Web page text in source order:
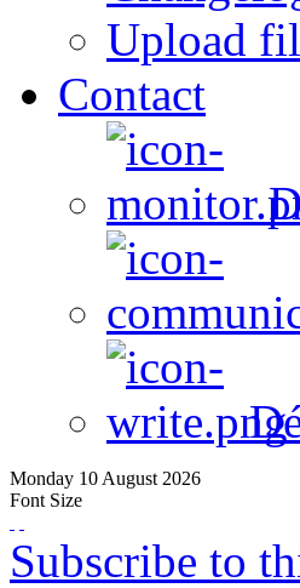
Upload
Contact
Monday 10 August 2026
Font Size
Subscribe to